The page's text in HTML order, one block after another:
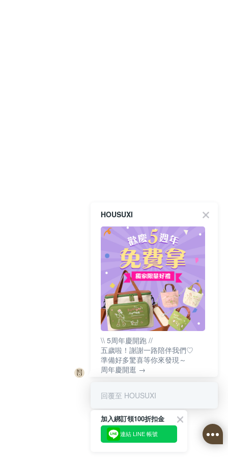
HOUSUXI
\\ 5周年慶開跑 //
五歲啦！謝謝一路陪伴我們♡
準備好多驚喜等你來發現～
周年慶開逛 →
回覆至 HOUSUXI
加入綁訂領100折扣金
連結 LINE 帳號